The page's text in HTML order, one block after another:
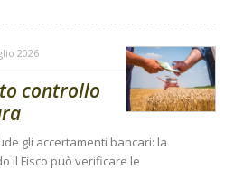
2026
controllo
gli accertamenti bancari: la
il Fisco può verificare le